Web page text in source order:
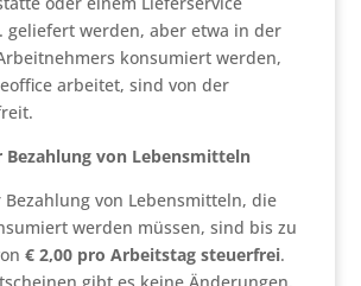
geliefert werden, aber etwa in der
konsumiert werden,
arbeitet, sind von der
Bezahlung von Lebensmitteln
Bezahlung von Lebensmitteln, die
werden müssen, sind bis zu
€ 2,00 pro Arbeitstag steuerfrei.
gibt es keine Änderungen.